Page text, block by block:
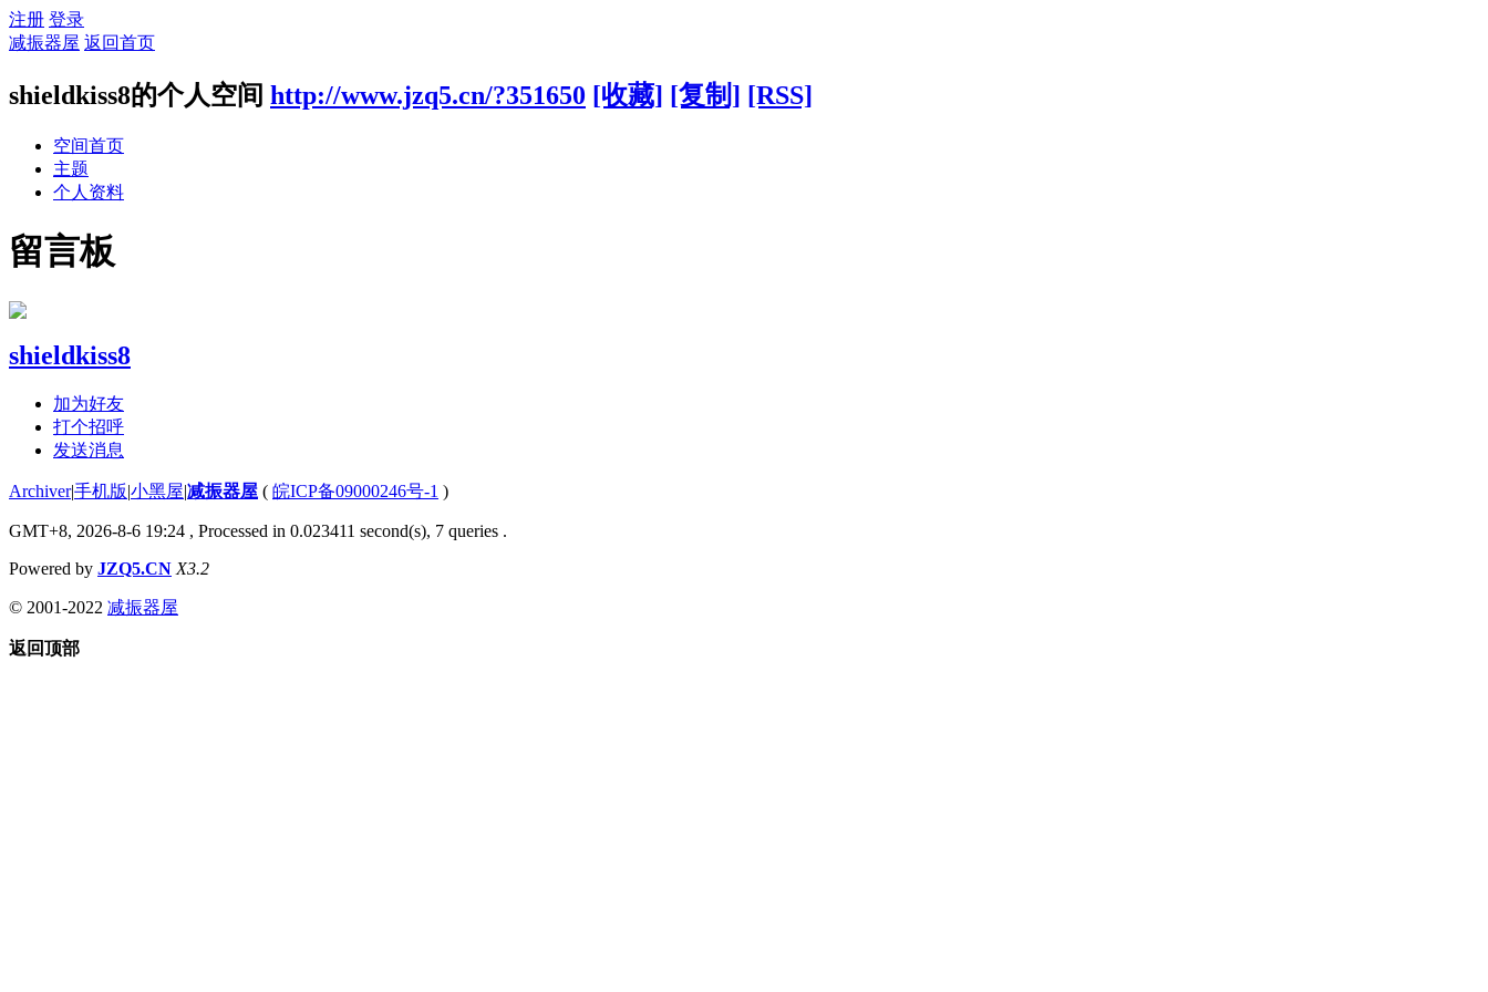
注册 登录
减振器屋 返回首页
shieldkiss8的个人空间 http://www.jzq5.cn/?351650 [收藏] [复制] [RSS]
空间首页
主题
个人资料
留言板
shieldkiss8
加为好友
打个招呼
发送消息
Archiver|手机版|小黑屋|减振器屋 ( 皖ICP备09000246号-1 )
GMT+8, 2026-8-6 19:24 , Processed in 0.023411 second(s), 7 queries .
Powered by JZQ5.CN X3.2
© 2001-2022 减振器屋
返回顶部